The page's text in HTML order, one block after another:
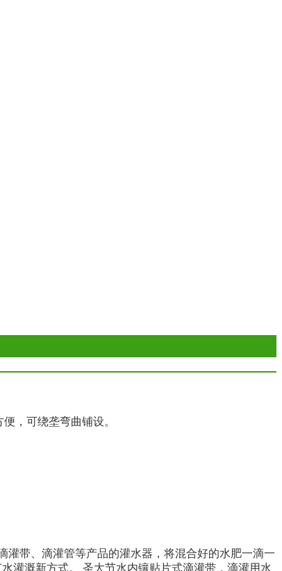
，可绕垄弯曲铺设。
带、滴灌管等产品的灌水器，将混合好的水肥一滴一
灌溉新方式。 圣大节水内镶贴片式滴灌带，滴灌用水